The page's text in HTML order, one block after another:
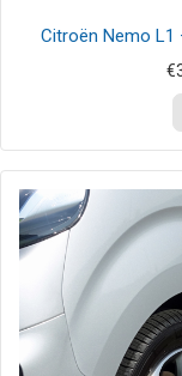
Citroën Nemo L1
€